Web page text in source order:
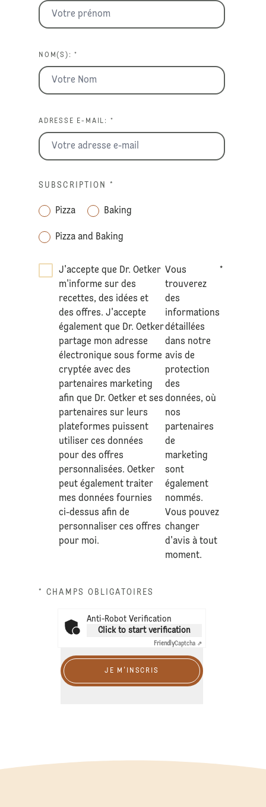
NOM(S): *
ADRESSE E-MAIL: *
SUBSCRIPTION *
Pizza Baking
Pizza and Baking
J'accepte que Dr. Oetker
m'informe sur des
recettes, des idées et
des offres. J'accepte
également que Dr. Oetker
partage mon adresse
électronique sous forme
cryptée avec des
partenaires marketing
afin que Dr. Oetker et ses
partenaires sur leurs
plateformes puissent
utiliser ces données
pour des offres
personnalisées. Oetker
peut également traiter
mes données fournies
ci-dessus afin de
personnaliser ces offres
pour moi.
Vous
trouverez
des
informations
détaillées
dans notre
avis de
protection
des
données, où
nos
partenaires
de
marketing
sont
également
nommés.
Vous pouvez
changer
d'avis à tout
moment.
*
* CHAMPS OBLIGATOIRES
Anti-Robot Verification
Click to start verification
FriendlyCaptcha ⇗
JE M'INSCRIS